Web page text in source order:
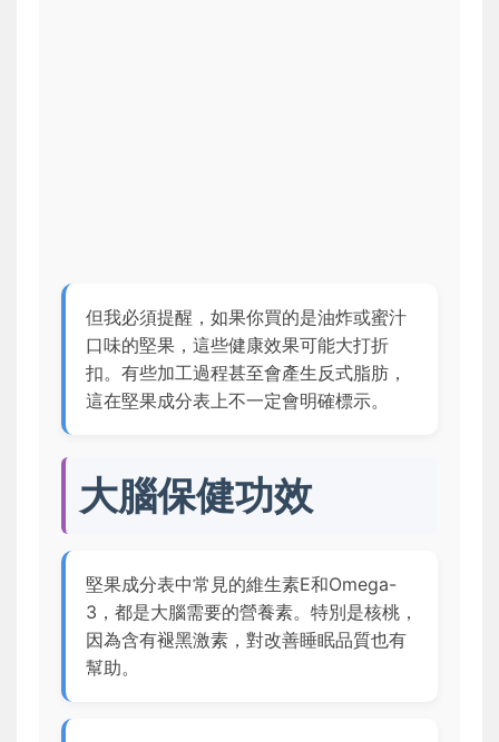
但我必須提醒，如果你買的是油炸或蜜汁
口味的堅果，這些健康效果可能大打折
扣。有些加工過程甚至會產生反式脂肪，
這在堅果成分表上不一定會明確標示。
大腦保健功效
堅果成分表中常見的維生素E和Omega-
3，都是大腦需要的營養素。特別是核桃，
因為含有褪黑激素，對改善睡眠品質也有
幫助。